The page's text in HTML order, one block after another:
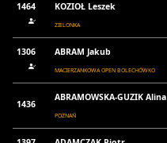
1464 KOZIOŁ Leszek
ZIELONKA
1306 ABRAM Jakub
MACIERZANKOWA OPEN BOLECHÓWKO
1436
ABRAMOWSKA-GUZIK Alina
POZNAŃ